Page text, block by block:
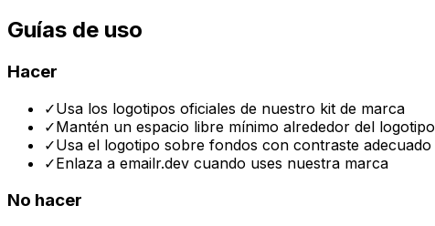
Guías de uso
Hacer
✓Usa los logotipos oficiales de nuestro kit de marca
✓Mantén un espacio libre mínimo alrededor del logotipo
✓Usa el logotipo sobre fondos con contraste adecuado
✓Enlaza a emailr.dev cuando uses nuestra marca
No hacer